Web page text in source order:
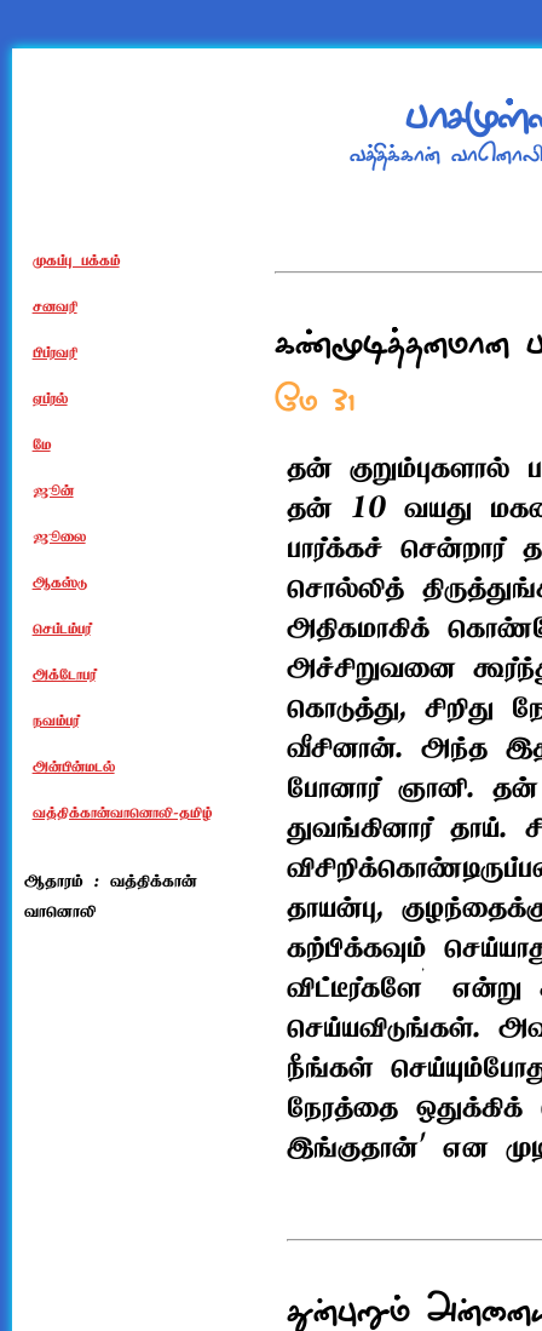
வத்திக்கான் வானொலி
கண்மூடித்தனமான
மே 31
தன் குறும்புகளால்
தன் 10 வயது
பார்க்கச் சென்றார்
சொல்லித்
அதிகமாகிக்
அச்சிறுவனை
கொடுத்து,
வீசினான். அந்த
போனார் ஞானி. தன்
துவங்கினார் தாய்.
தாயன்பு,
கற்பிக்கவும்
விட்டீர்களே’
செய்யவிடுங்கள்.
நீங்கள்
நேரத்தை ஒதுக்கிக்
இங்குதான்' என
துன்புறும்
முகப்பு பக்கம்
சனவரி
பிப்ரவரி
ஏப்ரல்
மே
ஜூன்
ஜூலை
ஆகஸ்டு
செப்டம்பர்
அக்டோபர்
நவம்பர்
அன்பின்மடல்
வத்திக்கான்வானொலி-தமிழ்
ஆதாரம் : வத்திக்கான்
வானொலி